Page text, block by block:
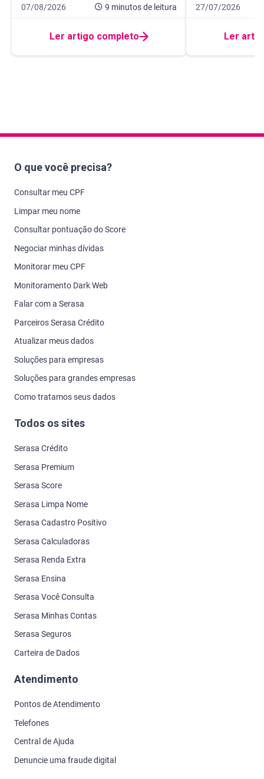
Data de publicação 7 de agosto de 2026
07/08/2026 9 minutosde leitura
9 minutos de leitura
Ler artigo completo
Data de
27/07/2026
11 minutos de
Ler
O que você precisa?
Consultar meu CPF
Limpar meu nome
Consultar pontuação do Score
Negociar minhas dívidas
Monitorar meu CPF
Monitoramento Dark Web
Falar com a Serasa
Parceiros Serasa Crédito
Atualizar meus dados
Soluções para empresas
Soluções para grandes empresas
Como tratamos seus dados
Todos os sites
Serasa Crédito
Serasa Premium
Serasa Score
Serasa Limpa Nome
Serasa Cadastro Positivo
Serasa Calculadoras
Serasa Renda Extra
Serasa Ensina
Serasa Você Consulta
Serasa Minhas Contas
Serasa Seguros
Carteira de Dados
Atendimento
Pontos de Atendimento
Telefones
Central de Ajuda
Denuncie uma fraude digital